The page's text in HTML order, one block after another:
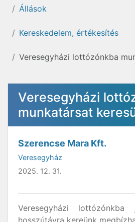
Állások
Kereskedelem, értékesítés
Veresegyházi lottózónkba
Veresegyházi
munkatársat
Szerencse Mara Kft.
Veresegyház
2025. 12. 31.
Veresegyházi lottózónkba
hosszútávra kereünk